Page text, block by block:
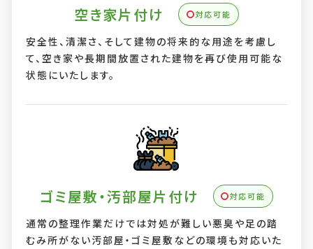
空き家片付け 対応可能
安全性、清潔さ、そして建物の将来的な用途を考慮し
て、空き家や長期間放置された建物を再び使用可能な
状態にいたします。
ゴミ屋敷・汚部屋片付け 対応可能
通常の整理作業だけでは対処が難しい悪臭や足の踏
むみ所がない汚部屋・ゴミ屋敷などの環境も対応いた